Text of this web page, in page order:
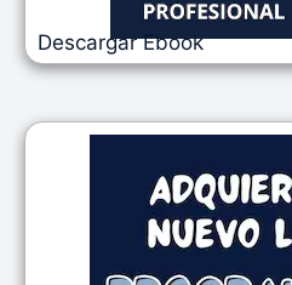
Descargar Ebook